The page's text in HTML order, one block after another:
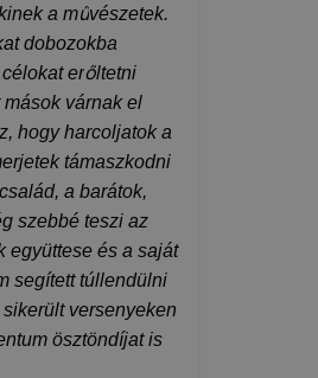
a művészetek.
dobozokba
erőltetni
várnak el
hogy harcoljatok a
támaszkodni
a barátok,
szebbé teszi az
együttese és a saját
segített túllendülni
versenyeken
ösztöndíjat is